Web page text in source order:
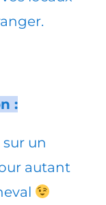
:
sur un
autant